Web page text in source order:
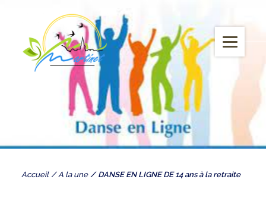
Accueil A la une DANSE EN LIGNE DE 14 ans à la retraite